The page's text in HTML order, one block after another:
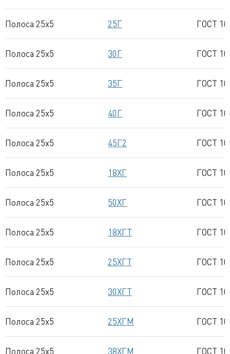
Полоса 25x5 25Г ГОСТ
Полоса 25x5 30Г ГОСТ
Полоса 25x5 35Г ГОСТ
Полоса 25x5 40Г ГОСТ
Полоса 25x5 45Г2 ГОСТ
Полоса 25x5 18ХГ ГОСТ
Полоса 25x5 50ХГ ГОСТ
Полоса 25x5 18ХГТ ГОСТ
Полоса 25x5 25ХГТ ГОСТ
Полоса 25x5 30ХГТ ГОСТ
Полоса 25x5 25ХГМ ГОСТ
Полоса 25x5 38ХГМ ГОСТ